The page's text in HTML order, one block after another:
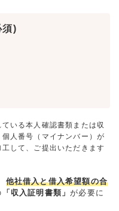
須)
いる本人確認書類または収
人番号（マイナンバー）が
して、ご提出いただきます
他社借入と借入希望額の合
「収入証明書類」が必要に